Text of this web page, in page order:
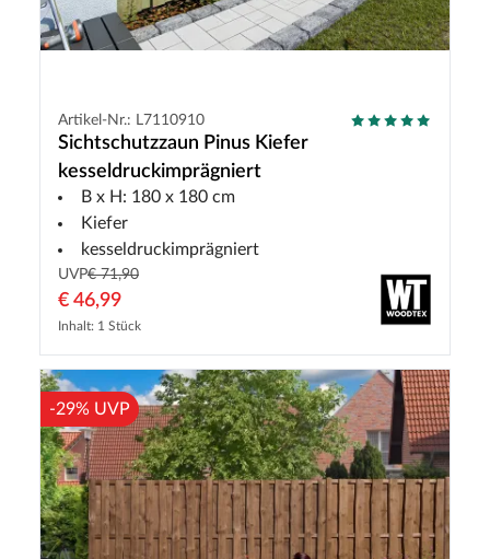
Artikel-Nr.: L7110910
Sichtschutzzaun Pinus Kiefer
kesseldruckimprägniert
B x H: 180 x 180 cm
Kiefer
kesseldruckimprägniert
UVP€ 71,90
€ 46,99
Inhalt: 1 Stück
-29% UVP